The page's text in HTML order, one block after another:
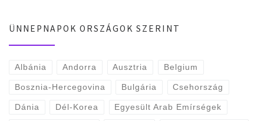
ÜNNEPNAPOK ORSZÁGOK SZERINT
Albánia Andorra Ausztria Belgium
Bosznia-Hercegovina Bulgária Csehország
Dánia Dél-Korea Egyesült Arab Emírségek